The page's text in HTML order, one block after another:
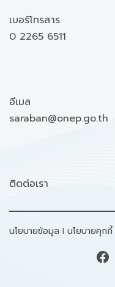
เบอร์โทรสาร
0 2265 6511
อีเมล
saraban@onep.go.th
ติดต่อเรา
นโยบายข้อมูล I นโยบายคุกกี้
Facebook